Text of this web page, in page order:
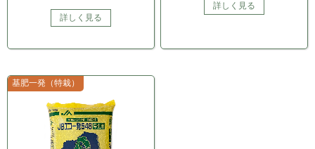
詳しく見る
詳しく見る
基肥一発（特栽）